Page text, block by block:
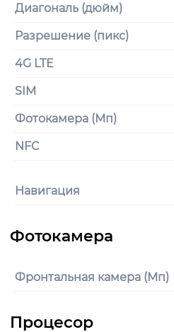
Диагональ (дюйм)
Разрешение (пикс)
4G LTE
SIM
Фотокамера (Мп)
NFC
Навигация
Фронтальная камера (Мп)